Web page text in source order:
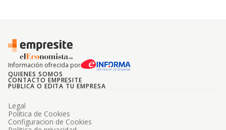
Información ofrecida por
QUIENES SOMOS
CONTACTO EMPRESITE
PUBLICA O EDITA TU EMPRESA
Legal
Politica de Cookies
Configuracion de Cookies